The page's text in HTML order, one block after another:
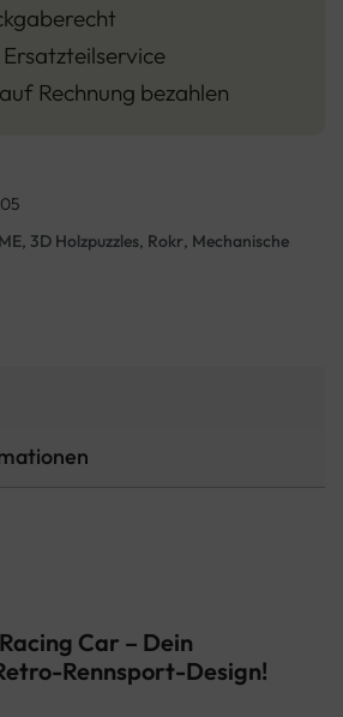
Rechnung bezahlen
, 3D Holzpuzzles, Rokr, Mechanische
Car – Dein
Rennsport-Design!